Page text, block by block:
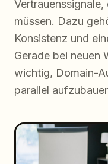
müssen. Dazu
Konsistenz und
Gerade bei neuen
wichtig, Domain-
parallel